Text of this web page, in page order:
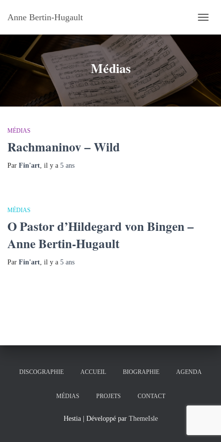
Anne Bertin-Hugault
Médias
MÉDIAS
Rachmaninov – Wild
Par Fin'art, il y a 5 ans
MÉDIAS
O Pastor d’Hildegard von Bingen –
Anne Bertin-Hugault
Par Fin'art, il y a 5 ans
DISCOGRAPHIE ACCUEIL BIOGRAPHIE AGENDA
MÉDIAS PROJETS CONTACT
Hestia | Développé par ThemeIsle